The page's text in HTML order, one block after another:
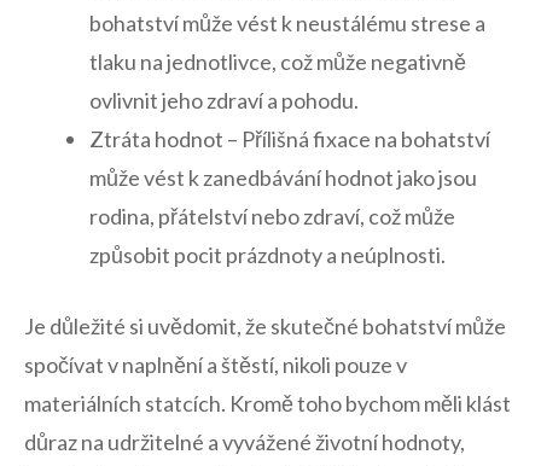
bohatství může vést k neustálému strese a
tlaku na jednotlivce, což může negativně
ovlivnit jeho zdraví a pohodu.
Ztráta hodnot – Přílišná fixace na bohatství
může vést k zanedbávání hodnot jako jsou
rodina, přátelství nebo zdraví, což může
způsobit pocit prázdnoty a neúplnosti.
Je důležité si uvědomit, že skutečné bohatství může
spočívat v naplnění a štěstí, nikoli pouze v
materiálních statcích. Kromě toho bychom měli klást
důraz na udržitelné a vyvážené životní hodnoty,